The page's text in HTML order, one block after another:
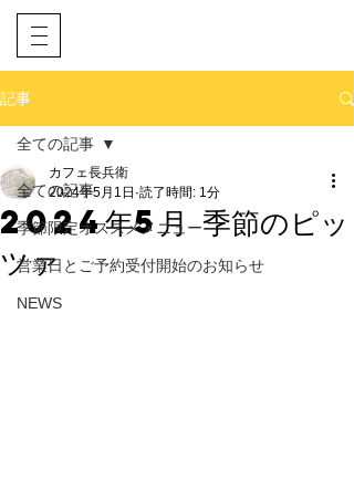
記事
全ての記事
季節限定オススメメニュー
営業日とご予約受付開始のお知らせ
NEWS
全ての記事
2024年5月 季節のピッ
ツァ
カフェ長兵衛
2024年5月1日 読了時間: 1分